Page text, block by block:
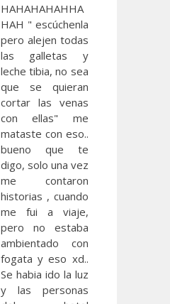
HAHAHAHAHHA
HAH " escúchenla
pero alejen todas
las galletas y
leche tibia, no sea
que se quieran
cortar las venas
con ellas" me
mataste con eso..
bueno que te
digo, solo una vez
me contaron
historias , cuando
me fui a viaje,
pero no estaba
ambientado con
fogata y eso xd..
Se habia ido la luz
y las personas